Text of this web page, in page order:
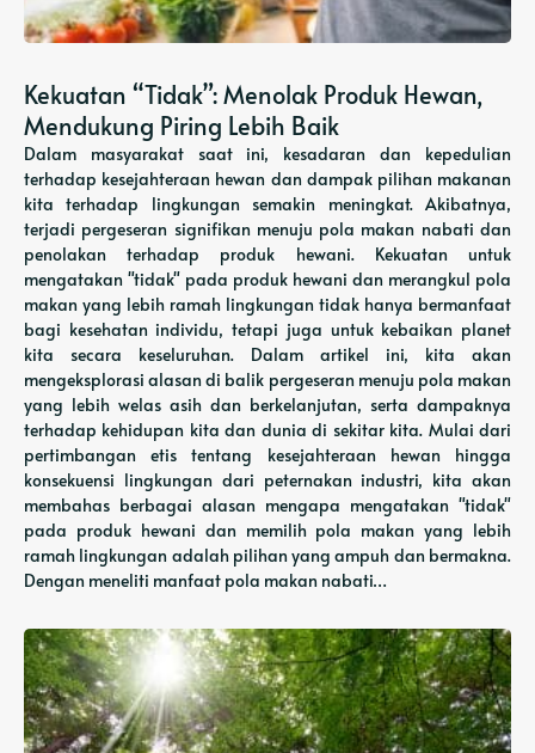
Kekuatan “Tidak”: Menolak Produk Hewan,
Mendukung Piring Lebih Baik
Dalam masyarakat saat ini, kesadaran dan kepedulian
terhadap kesejahteraan hewan dan dampak pilihan makanan
kita terhadap lingkungan semakin meningkat. Akibatnya,
terjadi pergeseran signifikan menuju pola makan nabati dan
penolakan terhadap produk hewani. Kekuatan untuk
mengatakan "tidak" pada produk hewani dan merangkul pola
makan yang lebih ramah lingkungan tidak hanya bermanfaat
bagi kesehatan individu, tetapi juga untuk kebaikan planet
kita secara keseluruhan. Dalam artikel ini, kita akan
mengeksplorasi alasan di balik pergeseran menuju pola makan
yang lebih welas asih dan berkelanjutan, serta dampaknya
terhadap kehidupan kita dan dunia di sekitar kita. Mulai dari
pertimbangan etis tentang kesejahteraan hewan hingga
konsekuensi lingkungan dari peternakan industri, kita akan
membahas berbagai alasan mengapa mengatakan "tidak"
pada produk hewani dan memilih pola makan yang lebih
ramah lingkungan adalah pilihan yang ampuh dan bermakna.
Dengan meneliti manfaat pola makan nabati…